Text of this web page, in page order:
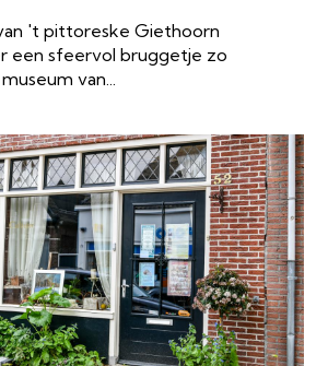
't pittoreske Giethoorn
een sfeervol bruggetje zo
van...